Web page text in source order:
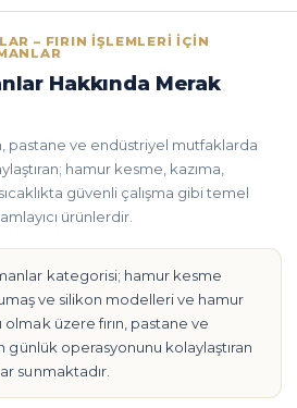
– FIRIN İŞLEMLERI İÇIN
Hakkında Merak
pastane ve endüstriyel mutfaklarda
hamur kesme, kazıma,
güvenli çalışma gibi temel
ürünlerdir.
kategorisi; hamur kesme
ve silikon modelleri ve hamur
üzere fırın, pastane ve
günlük operasyonunu kolaylaştıran
sunmaktadır.